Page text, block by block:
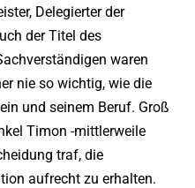
Delegierter der
der Titel des
waren
nie so wichtig, wie die
und seinem Beruf. Groß
Timon -mittlerweile
traf, die
aufrecht zu erhalten.